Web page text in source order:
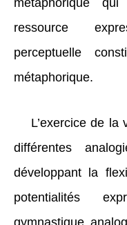
métaphorique qui
ressource
perceptuelle
métaphorique.
L’exercice de la
différentes
développant la
potentialités